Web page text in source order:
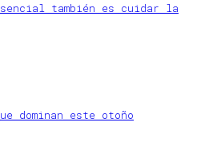
también es cuidar la
dominan este otoño